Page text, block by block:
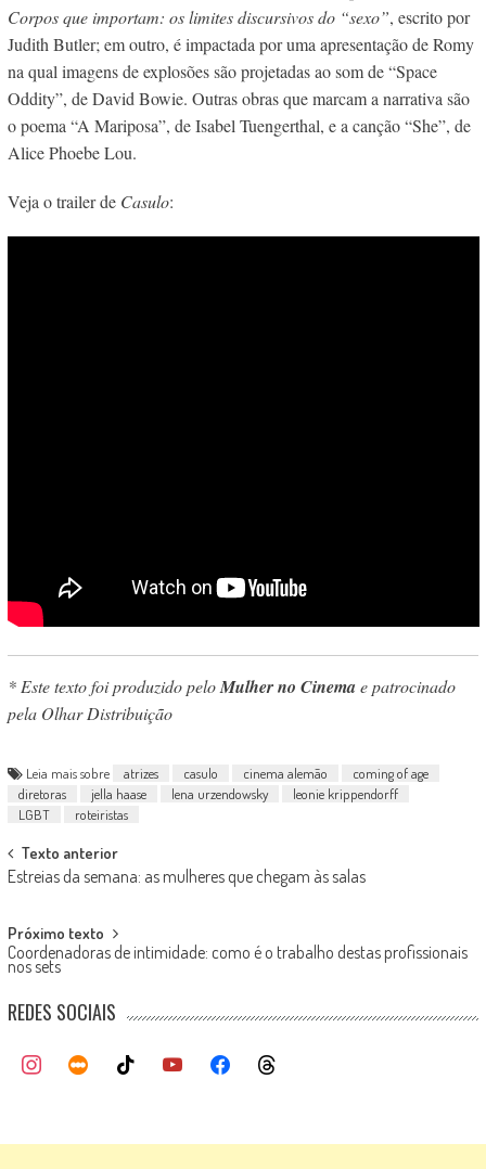
Corpos que importam: os limites discursivos do “sexo”, escrito por
Judith Butler; em outro, é impactada por uma apresentação de Romy
na qual imagens de explosões são projetadas ao som de “Space
Oddity”, de David Bowie. Outras obras que marcam a narrativa são
o poema “A Mariposa”, de Isabel Tuengerthal, e a canção “She”, de
Alice Phoebe Lou.
Veja o trailer de Casulo:
* Este texto foi produzido peloMulher no Cinemae patrocinado
pela Olhar Distribuição
Leia mais sobre atrizes casulo cinema alemão
coming of age
diretoras
jella haase lena urzendowsky
leonie krippendorff
LGBT
roteiristas
Post
navigation
Texto anterior
Estreias da semana: as mulheres que chegam às salas
Próximo texto
Coordenadoras de intimidade: como é o trabalho destas profissionais
nos sets
REDES SOCIAIS